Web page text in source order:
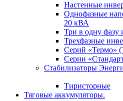
Настенные
Однофазные
20 кВА
Три в одну фазу
Трехфазные
Серий «Термо»
Серии
Стабилизаторы
Тиристорные
Тяговые аккумуляторы.